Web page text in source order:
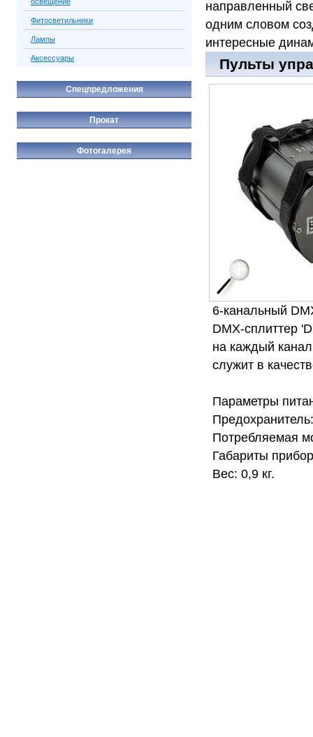
направленный
одним словом
интересные
Пульты
6-канальный
DMX-сплиттер
на каждый
служит в
Параметры
Потребляемая
Габариты
Вес: 0,9 кг.
Фитосветильники
Лампы
Аксессуары
Спецпредложения
Прокат
Фотогалерея